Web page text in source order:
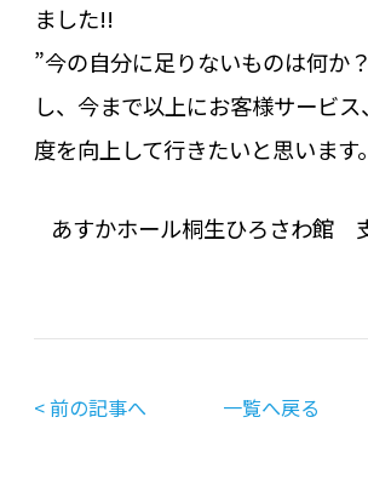
ました!!
”今の自分に足りないものは何か
し、今まで以上にお客様サービ
度を向上して行きたいと思います。
あすかホール桐生ひろさわ館
< 前の記事へ 一覧へ戻る